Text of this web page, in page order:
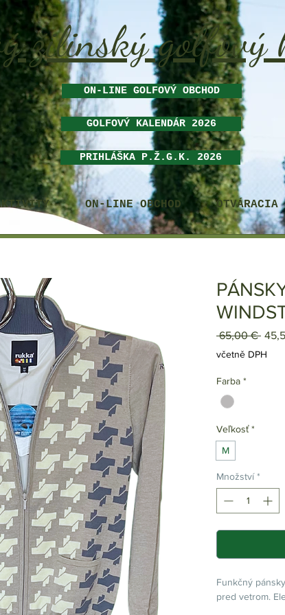
žilinský golfový
ON-LINE GOLFOVÝ OBCHOD
GOLFOVÝ KALENDÁR 2026
PRIHLÁŠKA P.Ž.G.K. 2026
ON-LINE OBCHOD OTVÁRACIA
65,00 €
cena
včetně DPH
Farba *
Veľkosť *
M
Množství *
Funkčný
pred vetrom.